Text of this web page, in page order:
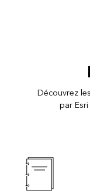
Découvrez
par